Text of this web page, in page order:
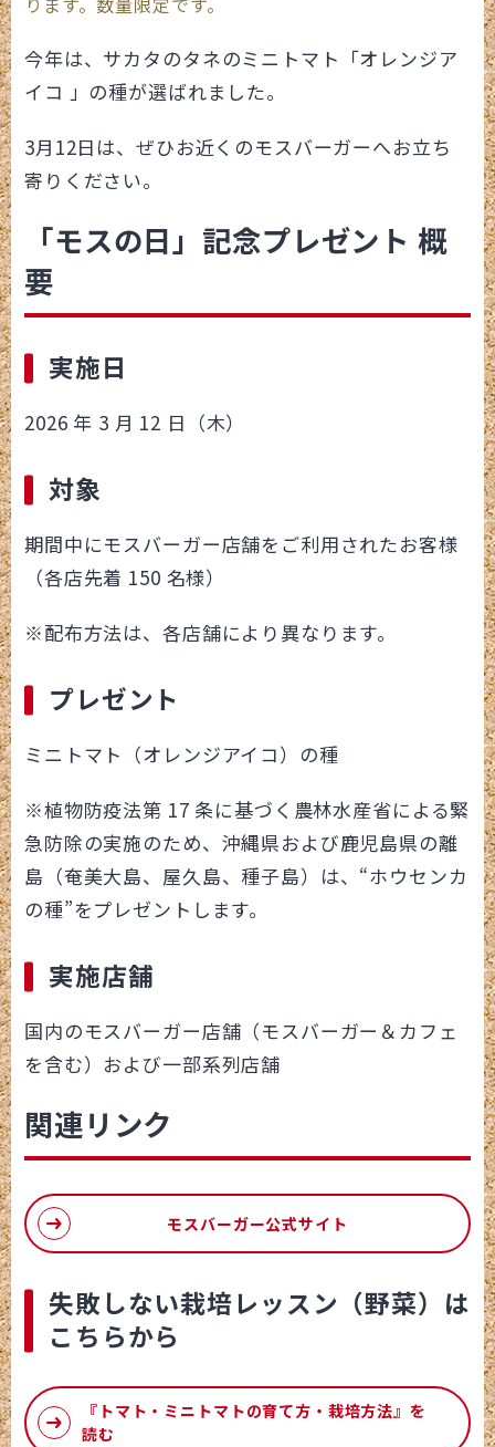
今年は、サカタのタネのミニトマト「オレンジア
イコ 」の種が選ばれました。
3月12日は、ぜひお近くのモスバーガーへお立ち
寄りください。
「モスの日」記念プレゼント 概
要
実施日
2026 年 3 月 12 日（木）
対象
期間中にモスバーガー店舗をご利用されたお客様
（各店先着 150 名様）
※配布方法は、各店舗により異なります。
プレゼント
ミニトマト（オレンジアイコ）の種
※植物防疫法第 17 条に基づく農林水産省による緊
急防除の実施のため、沖縄県および鹿児島県の離
島（奄美大島、屋久島、種子島）は、“ホウセンカ
の種”をプレゼントします。
実施店舗
国内のモスバーガー店舗（モスバーガー＆カフェ
を含む）および一部系列店舗
関連リンク
モスバーガー公式サイト
失敗しない栽培レッスン（野菜）は
こちらから
『トマト・ミニトマトの育て方・栽培方法』を
読む